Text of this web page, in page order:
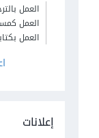
العمل
العمل
العمل
إعلانات